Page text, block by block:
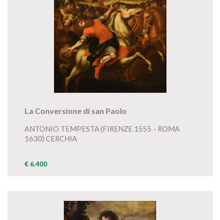
La Conversione di san Paolo
ANTONIO TEMPESTA (FIRENZE 1555 - ROMA
1630) CERCHIA
€ 6.400